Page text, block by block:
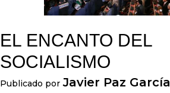
EL ENCANTO DEL
SOCIALISMO
Publicado por Javier Paz García